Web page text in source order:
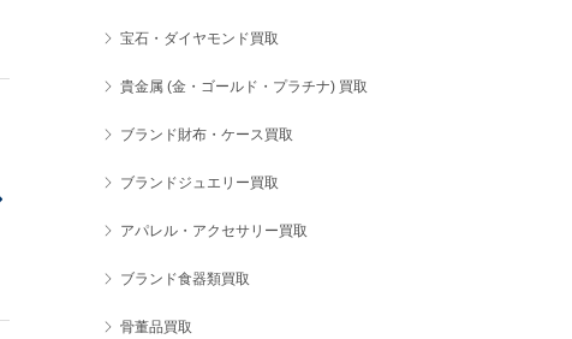
宝石・ダイヤモンド買取
貴金属 (金・ゴールド・プラチナ) 買取
ブランド財布・ケース買取
ブランドジュエリー買取
アパレル・アクセサリー買取
ブランド食器類買取
骨董品買取